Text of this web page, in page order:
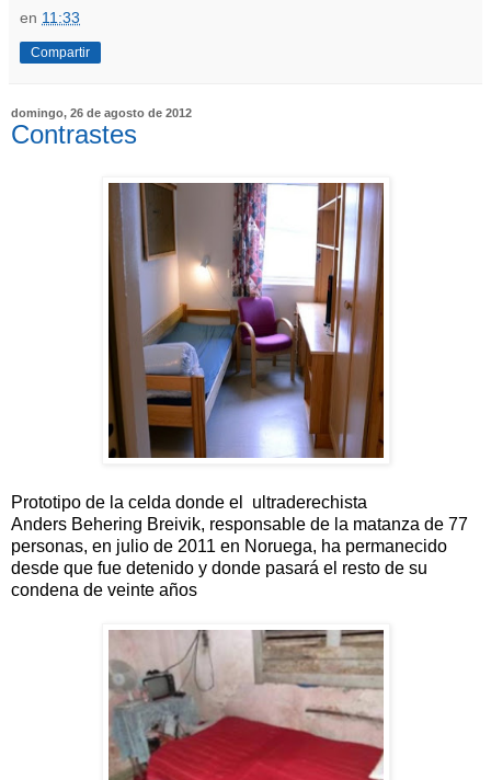
en 11:33
Compartir
domingo, 26 de agosto de 2012
Contrastes
Prototipo de la celda donde el ultraderechista
Anders Behering Breivik, responsable de la matanza de 77
personas, en julio de 2011 en Noruega, ha permanecido
desde que fue detenido y donde pasará el resto de su
condena de veinte años